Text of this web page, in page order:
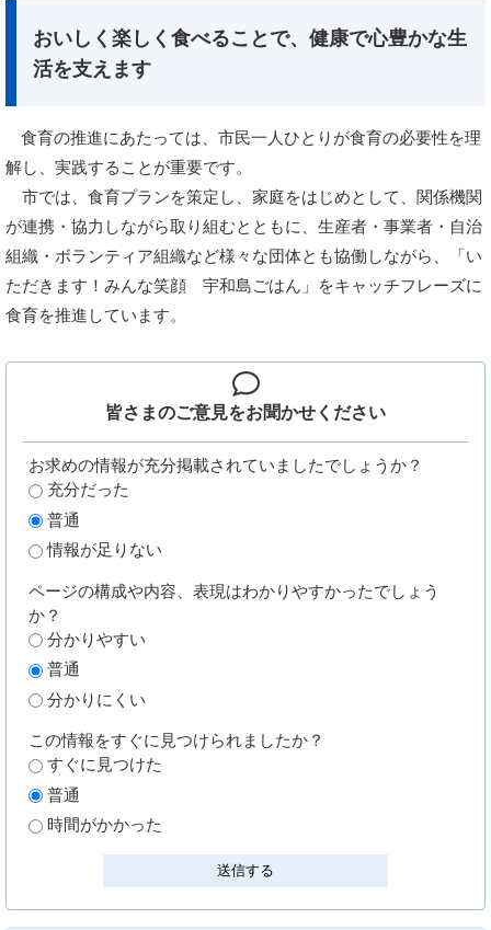
おいしく楽しく食べることで、健康で心豊かな生
活を支えます
食育の推進にあたっては、市民一人ひとりが食育の必要性を理
解し、実践することが重要です。
市では、食育プランを策定し、家庭をはじめとして、関係機関
が連携・協力しながら取り組むとともに、生産者・事業者・自治
組織・ボランティア組織など様々な団体とも協働しながら、「い
ただきます！みんな笑顔 宇和島ごはん」をキャッチフレーズに
食育を推進しています。
皆さまのご意見をお聞かせください
お求めの情報が充分掲載されていましたでしょうか？
充分だった
普通
情報が足りない
ページの構成や内容、表現はわかりやすかったでしょう
か？
分かりやすい
普通
分かりにくい
この情報をすぐに見つけられましたか？
すぐに見つけた
普通
時間がかかった